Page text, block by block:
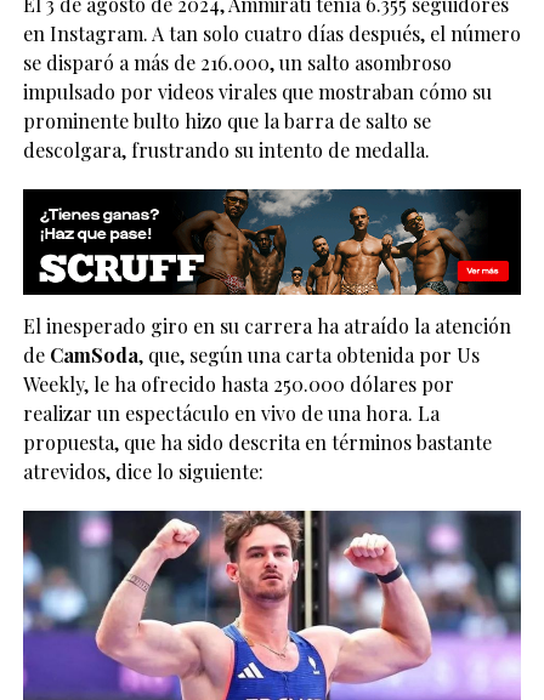
en Instagram. A tan solo cuatro días después, el número
se disparó a más de 216.000, un salto asombroso
impulsado por videos virales que mostraban cómo su
prominente bulto hizo que la barra de salto se
descolgara, frustrando su intento de medalla.
El inesperado giro en su carrera ha atraído la atención
de CamSoda, que, según una carta obtenida por Us
Weekly, le ha ofrecido hasta 250.000 dólares por
realizar un espectáculo en vivo de una hora. La
propuesta, que ha sido descrita en términos bastante
atrevidos, dice lo siguiente: